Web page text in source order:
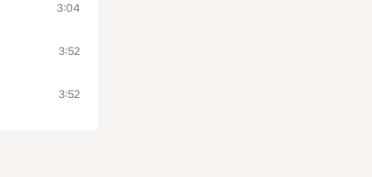
3:04
3:52
3:52